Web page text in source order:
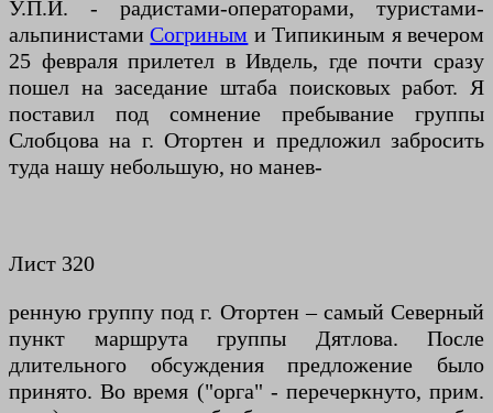
У.П.И. - радистами-операторами, туристами-
альпинистамиСогриным и Типикиным я вечером
25 февраля прилетел в Ивдель, где почти сразу
пошел на заседание штаба поисковых работ. Я
поставил под сомнение пребывание группы
Слобцова на г. Отортен и предложил забросить
туда нашу небольшую, но манев-
Лист 320
ренную группу под г. Отортен – самый Северный
пункт маршрута группы Дятлова. После
длительного обсуждения предложение было
принято. Во время ("орга" - перечеркнуто, прим.